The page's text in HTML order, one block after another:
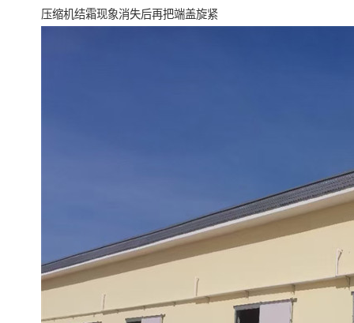
压缩机结霜现象消失后再把端盖旋紧